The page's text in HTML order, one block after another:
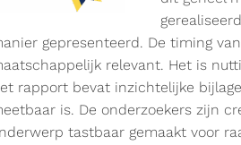
gepresenteerd. De timing
relevant. Het is
rapport bevat inzichtelijke
is. De onderzoekers zijn
tastbaar gemaakt voor